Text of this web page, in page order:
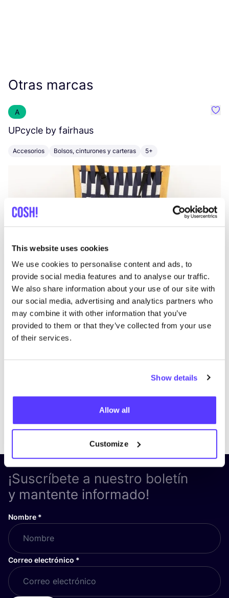
This website uses cookies
We use cookies to personalise content and ads, to
provide social media features and to analyse our traffic.
We also share information about your use of our site with
our social media, advertising and analytics partners who
may combine it with other information that you’ve
provided to them or that they’ve collected from your use
of their services.
Show details
Allow all
Customize
Otras marcas
A
UPcycle by fairhaus
Accesorios Bolsos, cinturones y carteras 5+
Visita el sitio web
¡Suscríbete a nuestro boletín
y mantente informado!
Nombre *
Correo electrónico *